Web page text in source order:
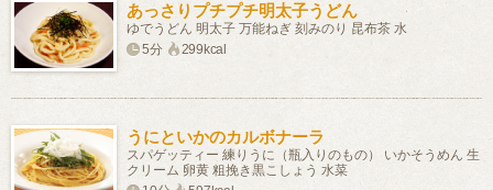
あっさりプチプチ明太子うどん
ゆでうどん 明太子 万能ねぎ 刻みのり 昆布茶 水
5分
299kcal
うにといかのカルボナーラ
スパゲッティー 練りうに（瓶入りのもの） いかそうめん 生
クリーム 卵黄 粗挽き黒こしょう 水菜